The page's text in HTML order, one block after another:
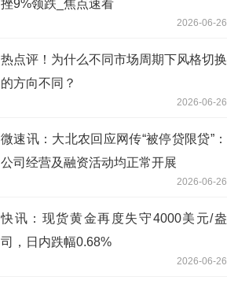
挫9%领跌_焦点速看
2026-06-26
热点评！为什么不同市场周期下风格切换
的方向不同？
2026-06-26
微速讯：大北农回应网传“被停贷限贷”：
公司经营及融资活动均正常开展
2026-06-26
快讯：现货黄金再度失守4000美元/盎
司，日内跌幅0.68%
2026-06-26